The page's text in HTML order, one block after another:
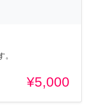
。
¥5,000